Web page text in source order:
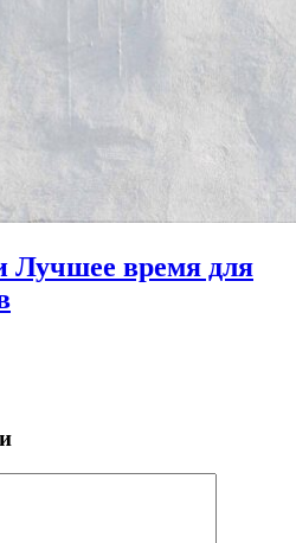
Лучшее время для